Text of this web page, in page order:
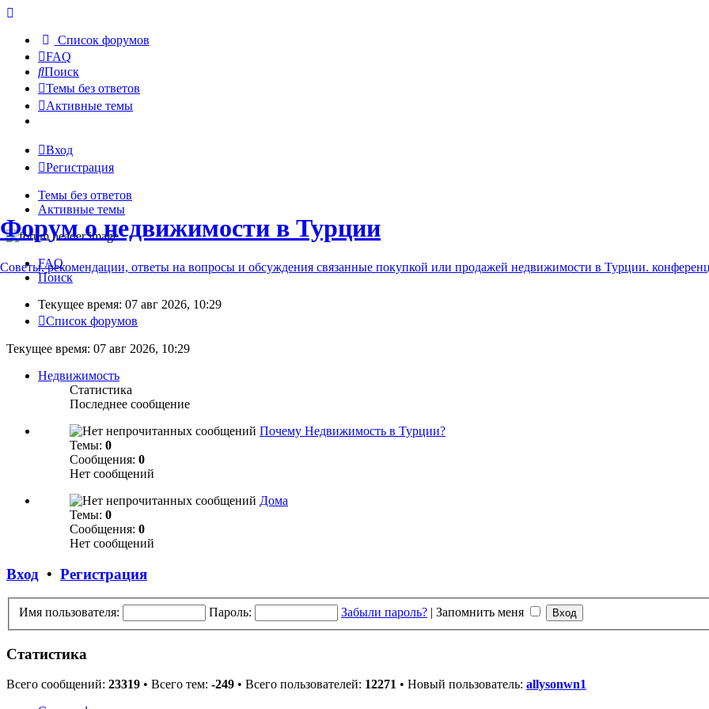
Список форумов
FAQ
Поиск
Темы без ответов
Активные темы
Вход
Регистрация
Темы без ответов
Активные темы
Форум о недвижимости в Турции
Советы, рекомендации, ответы на вопросы и обсуждения связанные покупкой или продажей недвижимости в Турции.
FAQ
Поиск
Текущее время: 07 авг 2026, 10:29
Список форумов
Текущее время: 07 авг 2026, 10:29
Недвижимость
Статистика
Последнее сообщение
Почему Недвижимость в Турции?
Темы: 0
Сообщения: 0
Нет сообщений
Дома
Темы: 0
Сообщения: 0
Нет сообщений
Вход • Регистрация
Имя пользователя: Пароль: Забыли пароль? | Запомнить меня
Статистика
Всего сообщений: 23319 • Всего тем: -249 • Всего пользователей: 12271 • Новый пользователь: allysonwn1